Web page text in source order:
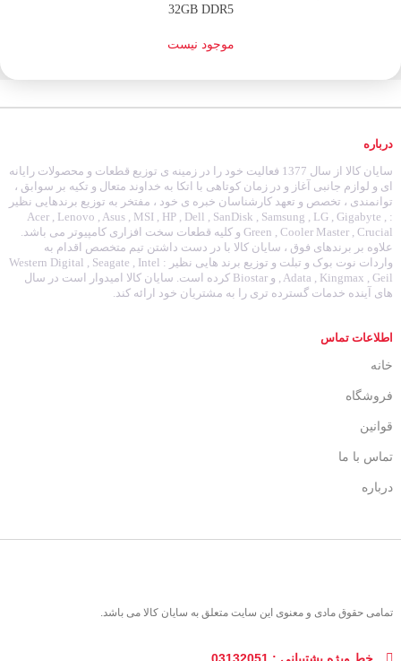
32GB DDR5
موجود نیست
درباره
سایان کالا از سال 1377 فعالیت خود را در زمینه ی توزیع قطعات و محصولات رایانه
ای و لوازم جانبی آغاز و در زمان کوتاهی با اتکا به خداوند متعال و تکیه بر سوابق ،
توانمندی ، تخصص و تعهد کارشناسان خبره ی خود ، مفتخر به توزیع برندهایی نظیر
: Acer , Lenovo , Asus , MSI , HP , Dell , SanDisk , Samsung , LG , Gigabyte ,
Green , Cooler Master , Crucial و کلیه قطعات سخت افزاری کامپیوتر می باشد.
علاوه بر برندهای فوق ، سایان کالا با در دست داشتن تیم متخصص اقدام به
واردات نوت بوک و تبلت و توزیع برند هایی نظیر : Western Digital , Seagate , Intel
, Adata , Kingmax , Geil و Biostar کرده است. سایان کالا امیدوار است در سال
های آینده خدمات گسترده تری را به مشتریان خود ارائه کند.
اطلاعات تماس
خانه
فروشگاه
قوانین
تماس با ما
درباره
تمامی حقوق مادی و معنوی این سایت متعلق به سایان کالا می باشد.